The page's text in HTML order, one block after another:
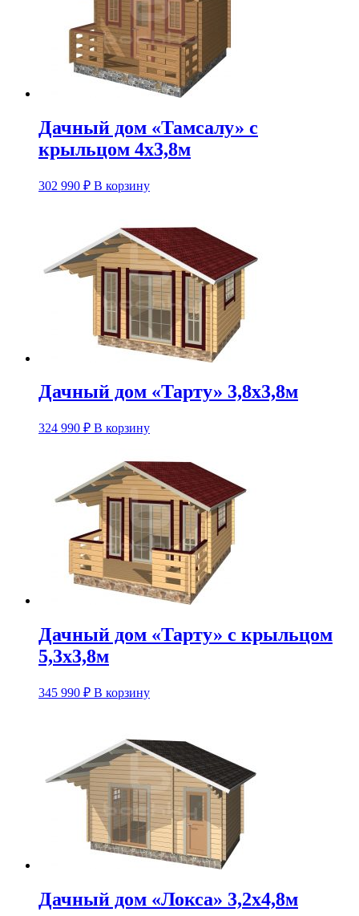
Дачный дом «Тамсалу» с
крыльцом 4х3,8м
302 990 ₽ В корзину
Дачный дом «Тарту» 3,8х3,8м
324 990 ₽ В корзину
Дачный дом «Тарту» с крыльцом
5,3х3,8м
345 990 ₽ В корзину
Дачный дом «Локса» 3,2х4,8м